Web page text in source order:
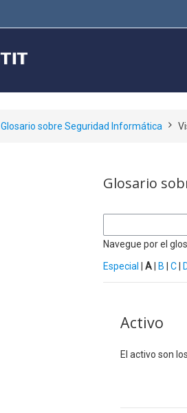
Glosario sobre Seguridad Informática
Glosario
Navegue por el
Especial
A| B C|
Activo
El activo son